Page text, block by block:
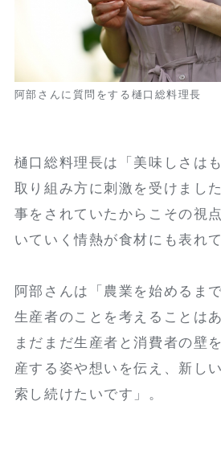
阿部さんに質問をする樋口総料理長
樋口総料理長は「美味しさは
取り組み方に刺激を受けまし
事をされていたからこその視
いていく情熱が食材にも表れ
阿部さんは「農業を始めるま
生産者のことを考えることは
まだまだ生産者と消費者の壁
産する姿や想いを伝え、新し
索し続けたいです」。